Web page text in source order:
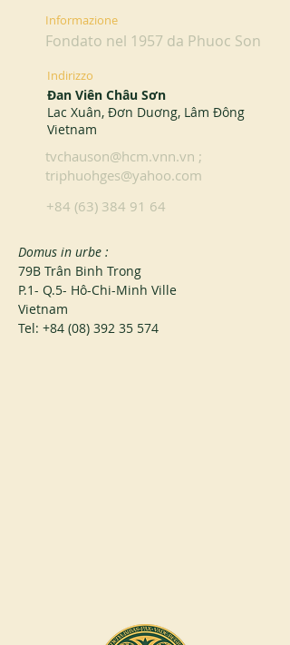
Informazione
Fondato nel 1957 da Phuoc Son
Indirizzo
Đan Viên Châu Sơn
Lac Xuân, Đơn Duơng, Lâm Đông
Vietnam
tvchauson@hcm.vnn.vn ;
triphuohges@yahoo.com
+84 (63) 384 91 64
Domus in urbe :
79B Trân Binh Trong
P.1- Q.5- Hô-Chi-Minh Ville
Vietnam
Tel: +84 (08) 392 35 574